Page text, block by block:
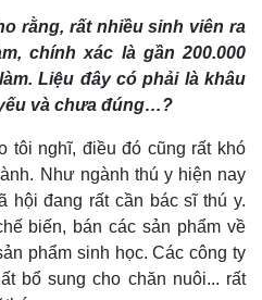
rằng, rất nhiều sinh viên ra
chính xác là gần 200.000
Liệu đây có phải là khâu
và chưa đúng…?
tôi nghĩ, điều đó cũng rất khó
Như ngành thú y hiện nay
hội đang rất cần bác sĩ thú y.
biến, bán các sản phẩm về
phẩm sinh học. Các công ty
bổ sung cho chăn nuôi... rất